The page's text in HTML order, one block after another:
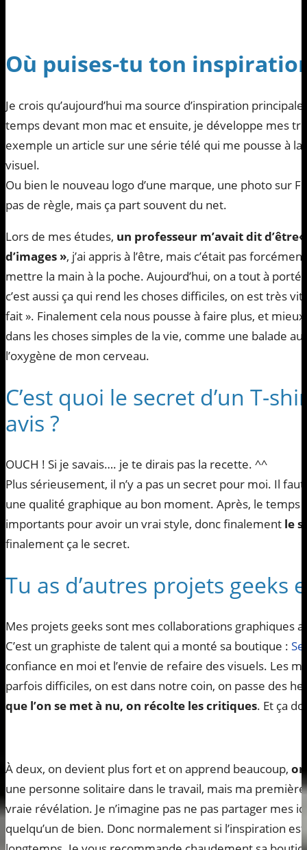
Où puises-tu ton
Je crois qu’aujourd’hui ma source d’inspiration
temps devant mon mac et ensuite, je développe mes
exemple un article sur une série télé qui me pousse à
visuel.
Ou bien le nouveau logo d’une marque, une photo sur
pas de règle, mais ça part souvent du net.
Lors de mes études, un professeur m’avait dit
d’images », j’ai appris à l’être, mais c’était pas
mettre la main à la poche. Aujourd’hui, on a tout à
c’est aussi ça qui rend les choses difficiles, on est très
fait ». Finalement cela nous pousse à faire plus, et
dans les choses simples de la vie, comme une balade au
l’oxygène de mon cerveau.
C’est quoi le secret d’un T-
avis ?
OUCH ! Si je savais…. je te dirais pas la recette. ^^
Plus sérieusement, il n’y a pas un secret pour moi. Il
une qualité graphique au bon moment. Après, le temps
importants pour avoir un vrai style, donc finalement le
finalement ça le secret.
Tu as d’autres projets geeks
Mes projets geeks sont mes collaborations graphiques
C’est un graphiste de talent qui a monté sa boutique :
confiance en moi et l’envie de refaire des visuels. Les
parfois difficiles, on est dans notre coin, on passe des
que l’on se met à nu, on récolte les critiques. Et ça
À deux, on devient plus fort et on apprend beaucoup,
une personne solitaire dans le travail, mais ma
vraie révélation. Je n’imagine pas ne pas partager mes
quelqu’un de bien. Donc normalement si l’inspiration